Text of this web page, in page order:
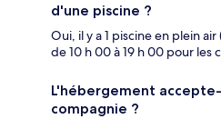
d'une piscine ?
Oui, il y a 1 piscine en plein
de 10 h 00 à 19 h 00 pour les
L'hébergement
compagnie ?